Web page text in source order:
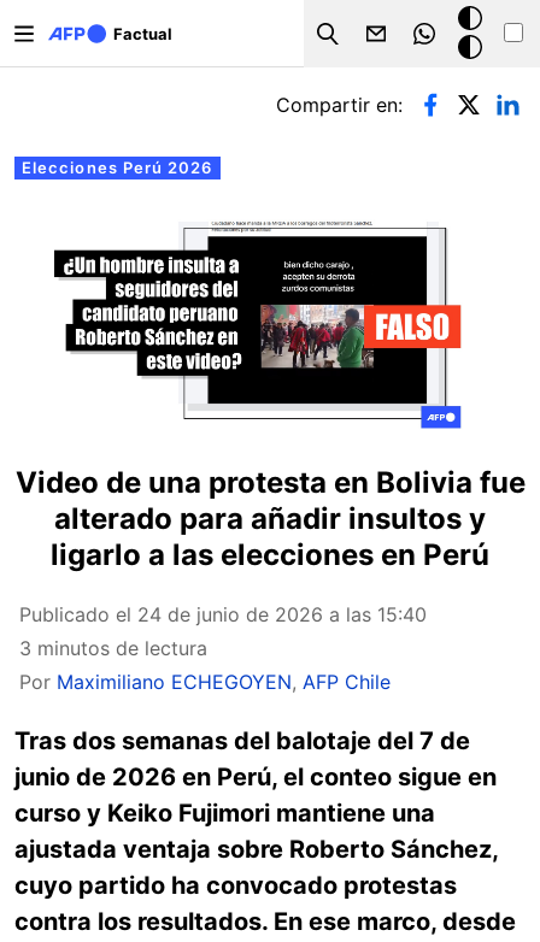
Factual
Search
Modo
oscuro
Solapas principales
Elecciones Perú 2026
Compartir en:
Video de una protesta en Bolivia fue
alterado para añadir insultos y
ligarlo a las elecciones en Perú
Publicado el 24 de junio de 2026 a las 15:40
3 minutos de lectura
Por Maximiliano ECHEGOYEN, AFP Chile
Tras dos semanas del balotaje del 7 de
junio de 2026 en Perú, el conteo sigue en
curso y Keiko Fujimori mantiene una
ajustada ventaja sobre Roberto Sánchez,
cuyo partido ha convocado protestas
contra los resultados. En ese marco, desde